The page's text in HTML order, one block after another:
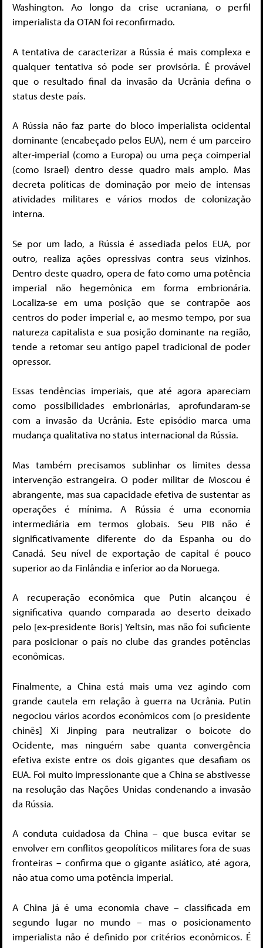
Washington. Ao longo da crise ucraniana, o perfil
imperialista da OTAN foi reconfirmado.
A tentativa de caracterizar a Rússia é mais complexa e
qualquer tentativa só pode ser provisória. É provável
que o resultado final da invasão da Ucrânia defina o
status deste país.
A Rússia não faz parte do bloco imperialista ocidental
dominante (encabeçado pelos EUA), nem é um parceiro
alter-imperial (como a Europa) ou uma peça coimperial
(como Israel) dentro desse quadro mais amplo. Mas
decreta políticas de dominação por meio de intensas
atividades militares e vários modos de colonização
interna.
Se por um lado, a Rússia é assediada pelos EUA, por
outro, realiza ações opressivas contra seus vizinhos.
Dentro deste quadro, opera de fato como uma potência
imperial não hegemônica em forma embrionária.
Localiza-se em uma posição que se contrapõe aos
centros do poder imperial e, ao mesmo tempo, por sua
natureza capitalista e sua posição dominante na região,
tende a retomar seu antigo papel tradicional de poder
opressor.
Essas tendências imperiais, que até agora apareciam
como possibilidades embrionárias, aprofundaram-se
com a invasão da Ucrânia. Este episódio marca uma
mudança qualitativa no status internacional da Rússia.
Mas também precisamos sublinhar os limites dessa
intervenção estrangeira. O poder militar de Moscou é
abrangente, mas sua capacidade efetiva de sustentar as
operações é mínima. A Rússia é uma economia
intermediária em termos globais. Seu PIB não é
significativamente diferente do da Espanha ou do
Canadá. Seu nível de exportação de capital é pouco
superior ao da Finlândia e inferior ao da Noruega.
A recuperação econômica que Putin alcançou é
significativa quando comparada ao deserto deixado
pelo [ex-presidente Boris] Yeltsin, mas não foi suficiente
para posicionar o país no clube das grandes potências
econômicas.
Finalmente, a China está mais uma vez agindo com
grande cautela em relação à guerra na Ucrânia. Putin
negociou vários acordos econômicos com [o presidente
chinês] Xi Jinping para neutralizar o boicote do
Ocidente, mas ninguém sabe quanta convergência
efetiva existe entre os dois gigantes que desafiam os
EUA. Foi muito impressionante que a China se abstivesse
na resolução das Nações Unidas condenando a invasão
da Rússia.
A conduta cuidadosa da China – que busca evitar se
envolver em conflitos geopolíticos militares fora de suas
fronteiras – confirma que o gigante asiático, até agora,
não atua como uma potência imperial.
A China já é uma economia chave – classificada em
segundo lugar no mundo – mas o posicionamento
imperialista não é definido por critérios econômicos. É